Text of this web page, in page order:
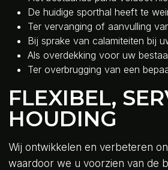
De huidige sporthal heeft te
Ter vervanging of aanvulling
Bij sprake van calamiteiten bij
Als overdekking voor uw
Ter overbrugging van een
FLEXIBEL,
HOUDING
Wij ontwikkelen en verbeteren
waardoor we u voorzien van de